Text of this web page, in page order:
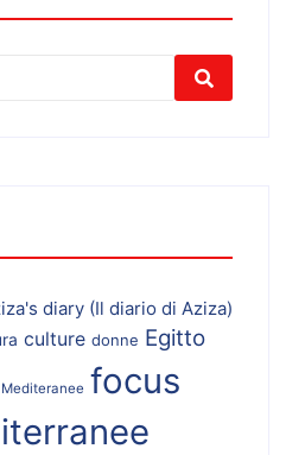
diary (Il diario di Aziza)
culture donne Egitto
focus